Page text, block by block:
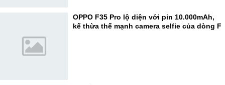
OPPO F35 Pro lộ diện với pin 10.000mAh,
kế thừa thế mạnh camera selfie của dòng F